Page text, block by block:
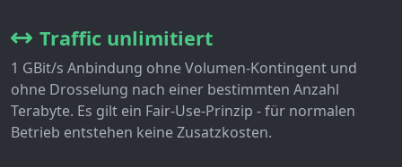
Traffic unlimitiert
1 GBit/s Anbindung ohne Volumen-Kontingent und
ohne Drosselung nach einer bestimmten Anzahl
Terabyte. Es gilt ein Fair-Use-Prinzip - für normalen
Betrieb entstehen keine Zusatzkosten.